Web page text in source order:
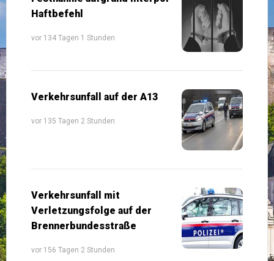
Haftbefehl
vor 134 Tagen 1 Stunden
Verkehrsunfall auf der A13
vor 135 Tagen 2 Stunden
Verkehrsunfall mit
Verletzungsfolge auf der
Brennerbundesstraße
vor 156 Tagen 2 Stunden